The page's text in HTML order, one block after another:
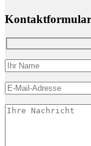
Kontaktformular